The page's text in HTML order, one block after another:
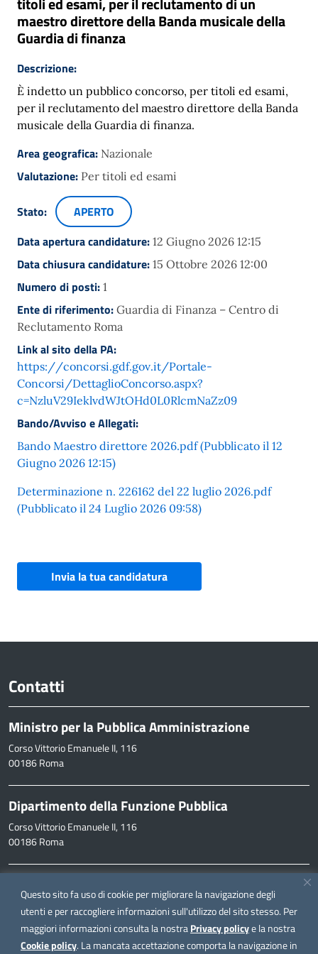
Questo sito fa uso di cookie per migliorare la navigazione degli
utenti e per raccogliere informazioni sull'utilizzo del sito stesso. Per
maggiori informazioni consulta la nostraPrivacy policye la nostra
Cookie policy. La mancata accettazione comporta la navigazione in
maestro direttore della Banda musicale della
Guardia di finanza
Descrizione:
È indetto un pubblico concorso, per titoli ed esami,
per il reclutamento del maestro direttore della Banda
musicale della Guardia di finanza.
Area geografica: Nazionale
Valutazione: Per titoli ed esami
Stato:
APERTO
Data apertura candidature: 12 Giugno 2026 12:15
Data chiusura candidature: 15 Ottobre 2026 12:00
Numero di posti: 1
Ente di riferimento: Guardia di Finanza – Centro di
Reclutamento Roma
Link al sito della PA:
https://concorsi.gdf.gov.it/Portale-
Concorsi/DettaglioConcorso.aspx?
c=NzluV29IeklvdWJtOHd0L0RlcmNaZz09
Bando/Avviso e Allegati:
Bando Maestro direttore 2026.pdf (Pubblicato il 12
Giugno 2026 12:15)
Determinazione n. 226162 del 22 luglio 2026.pdf
(Pubblicato il 24 Luglio 2026 09:58)
Invia la tua candidatura
Contatti
Ministro per la Pubblica Amministrazione
Corso Vittorio Emanuele II, 116
00186 Roma
Dipartimento della Funzione Pubblica
Corso Vittorio Emanuele II, 116
00186 Roma
inpa@funzionepubblica.it
FAQ